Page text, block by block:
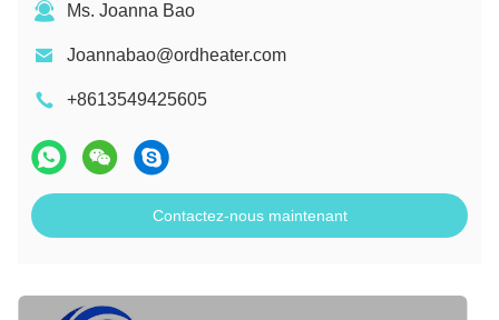
Ms. Joanna Bao
Joannabao@ordheater.com
+8613549425605
Contactez-nous maintenant